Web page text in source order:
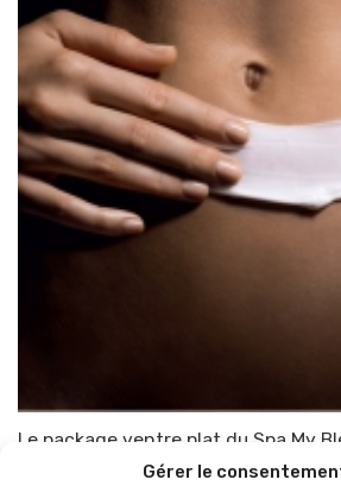
Gérer le
Le package ventre plat du Spa My
TOP-PARENTS 4 février 2015